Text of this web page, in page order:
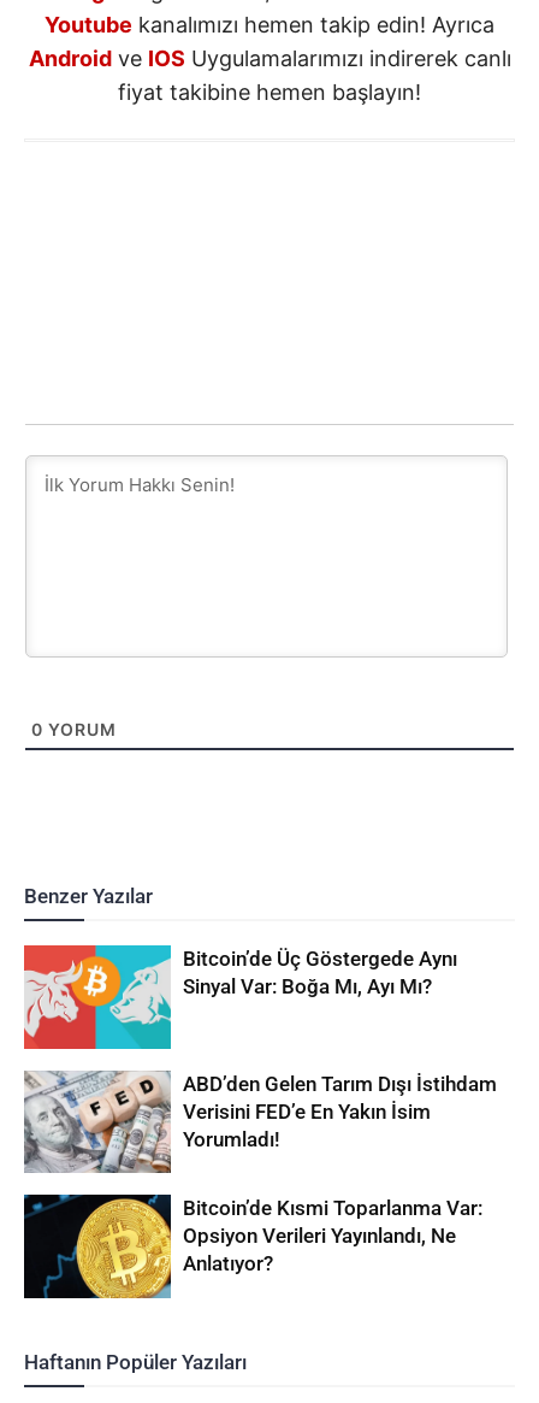
Youtube kanalımızı hemen takip edin! Ayrıca
Androidve IOS Uygulamalarımızı indirerek canlı
fiyat takibine hemen başlayın!
0 YORUM
Benzer Yazılar
Bitcoin’de Üç Göstergede Aynı
Sinyal Var: Boğa Mı, Ayı Mı?
ABD’den Gelen Tarım Dışı İstihdam
Verisini FED’e En Yakın İsim
Yorumladı!
Bitcoin’de Kısmi Toparlanma Var:
Opsiyon Verileri Yayınlandı, Ne
Anlatıyor?
Haftanın Popüler Yazıları